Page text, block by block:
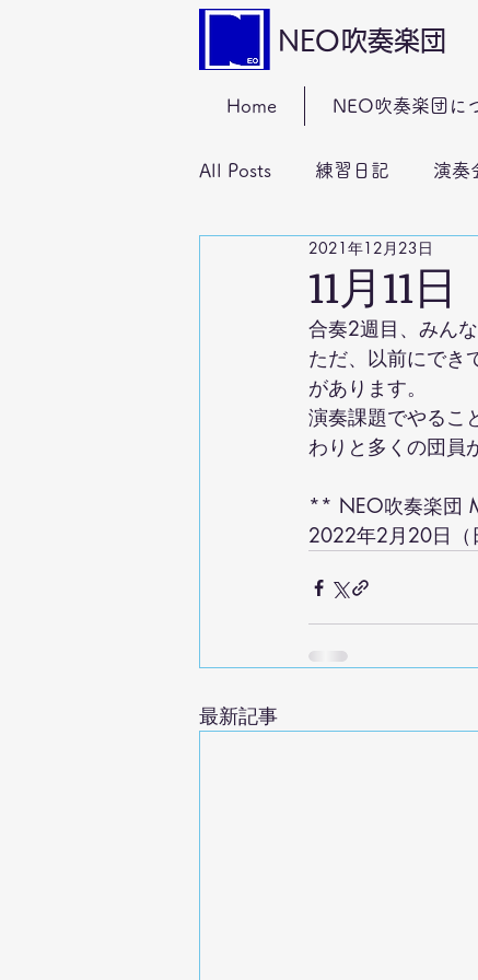
NEO吹奏楽団
Home NEO吹奏楽団に
All Posts 練習日記 演奏
11月11
2021年12月23日
合奏2週目、みん
ただ、以前にでき
があります。
演奏課題でやるこ
わりと多くの団員
** NEO吹奏楽団
2022年2月20日（
最新記事